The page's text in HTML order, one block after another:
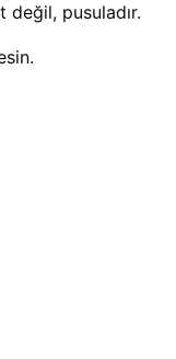
pusuladır.